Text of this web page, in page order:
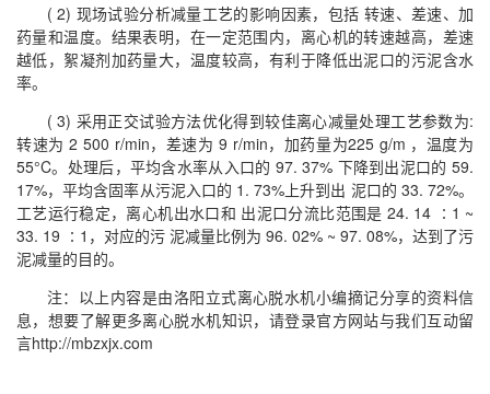
( 2) 现场试验分析减量工艺的影响因素，包括 转速、差速、加
药量和温度。结果表明，在一定范围内，离心机的转速越高，差速
越低，絮凝剂加药量大，温度较高，有利于降低出泥口的污泥含水
率。
( 3) 采用正交试验方法优化得到较佳离心减量处理工艺参数为:
转速为 2 500 r/min，差速为 9 r/min，加药量为225 g/m ，温度为
55°C。处理后，平均含水率从入口的 97. 37% 下降到出泥口的 59.
17%，平均含固率从污泥入口的 1. 73%上升到出 泥口的 33. 72%。
工艺运行稳定，离心机出水口和 出泥口分流比范围是 24. 14 ∶1 ~
33. 19 ∶1，对应的污 泥减量比例为 96. 02% ~ 97. 08%，达到了污
泥减量的目的。
注：以上内容是由洛阳立式离心脱水机小编摘记分享的资料信
息，想要了解更多离心脱水机知识，请登录官方网站与我们互动留
言http://mbzxjx.com